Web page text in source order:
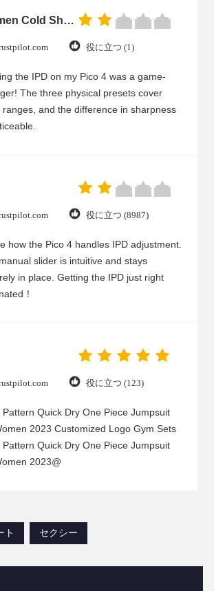
Women Cold Shoulder V Neck Rayon Blouse
役に立つ (1)
the IPD on my Pico 4 was a game-
The three physical presets cover
ranges, and the difference in sharpness
役に立つ (8987)
how the Pico 4 handles IPD adjustment.
slider is intuitive and stays
in place. Getting the IPD just right
！
役に立つ (123)
Pattern Quick Dry One Piece Jumpsuit
2023 Customized Logo Gym Sets
Pattern Quick Dry One Piece Jumpsuit
2023@
ト セクシー